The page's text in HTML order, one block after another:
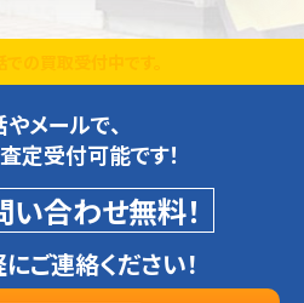
メールで、
定受付可能です！
い合わせ無料！
ご連絡ください！